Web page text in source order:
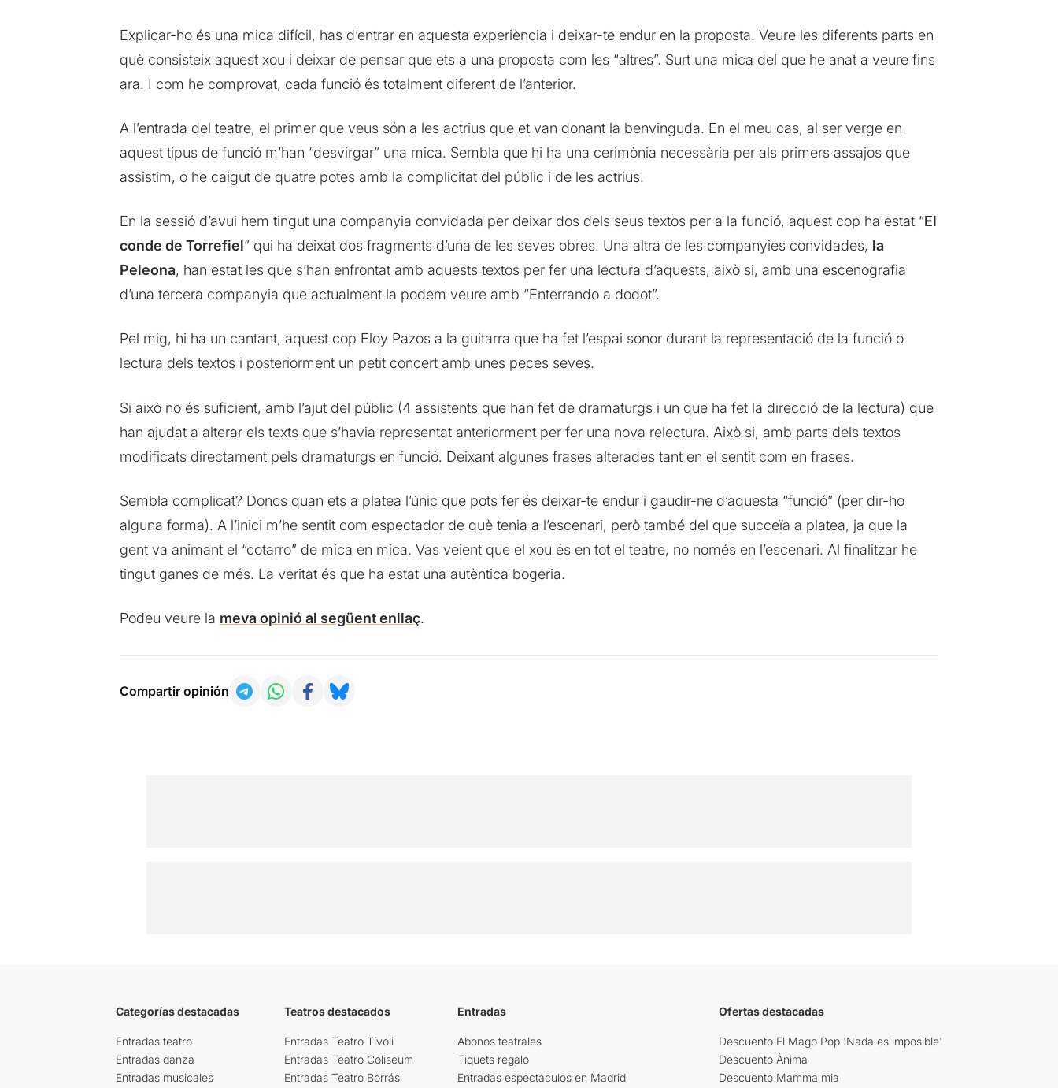
Explicar-ho és una mica difícil, has d’entrar en aquesta experiència i deixar-te endur en la proposta. Veure les diferents parts en
què consisteix aquest xou i deixar de pensar que ets a una proposta com les “altres”. Surt una mica del que he anat a veure fins
ara. I com he comprovat, cada funció és totalment diferent de l’anterior.
A l’entrada del teatre, el primer que veus són a les actrius que et van donant la benvinguda. En el meu cas, al ser verge en
aquest tipus de funció m’han “desvirgar” una mica. Sembla que hi ha una cerimònia necessària per als primers assajos que
assistim, o he caigut de quatre potes amb la complicitat del públic i de les actrius.
En la sessió d’avui hem tingut una companyia convidada per deixar dos dels seus textos per a la funció, aquest cop ha estat “El
conde de Torrefiel” qui ha deixat dos fragments d’una de les seves obres. Una altra de les companyies convidades, la
Peleona, han estat les que s’han enfrontat amb aquests textos per fer una lectura d’aquests, això si, amb una escenografia
d’una tercera companyia que actualment la podem veure amb “Enterrando a dodot”.
Pel mig, hi ha un cantant, aquest cop Eloy Pazos a la guitarra que ha fet l’espai sonor durant la representació de la funció o
lectura dels textos i posteriorment un petit concert amb unes peces seves.
Si això no és suficient, amb l’ajut del públic (4 assistents que han fet de dramaturgs i un que ha fet la direcció de la lectura) que
han ajudat a alterar els texts que s’havia representat anteriorment per fer una nova relectura. Això si, amb parts dels textos
modificats directament pels dramaturgs en funció. Deixant algunes frases alterades tant en el sentit com en frases.
Sembla complicat? Doncs quan ets a platea l’únic que pots fer és deixar-te endur i gaudir-ne d’aquesta “funció” (per dir-ho
alguna forma). A l’inici m’he sentit com espectador de què tenia a l’escenari, però també del que succeïa a platea, ja que la
gent va animant el “cotarro” de mica en mica. Vas veient que el xou és en tot el teatre, no només en l’escenari. Al finalitzar he
tingut ganes de més. La veritat és que ha estat una autèntica bogeria.
Podeu veure la meva opinió al següent enllaç.
Compartir opinión
Categorías destacadas
Entradas teatro
Entradas danza
Entradas musicales
Teatros destacados
Entradas Teatro Tívoli
Entradas Teatro Coliseum
Entradas Teatro Borrás
Entradas
Abonos teatrales
Tiquets regalo
Entradas espectáculos en Madrid
Ofertas destacadas
Descuento El Mago Pop 'Nada es imposible'
Descuento Ànima
Descuento Mamma mia